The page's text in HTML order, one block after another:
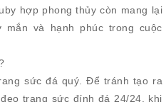
hợp phong thủy còn mang lại
và hạnh phúc trong cuộc
sức đá quý. Để tránh tạo ra
trang sức đính đá 24/24, khi